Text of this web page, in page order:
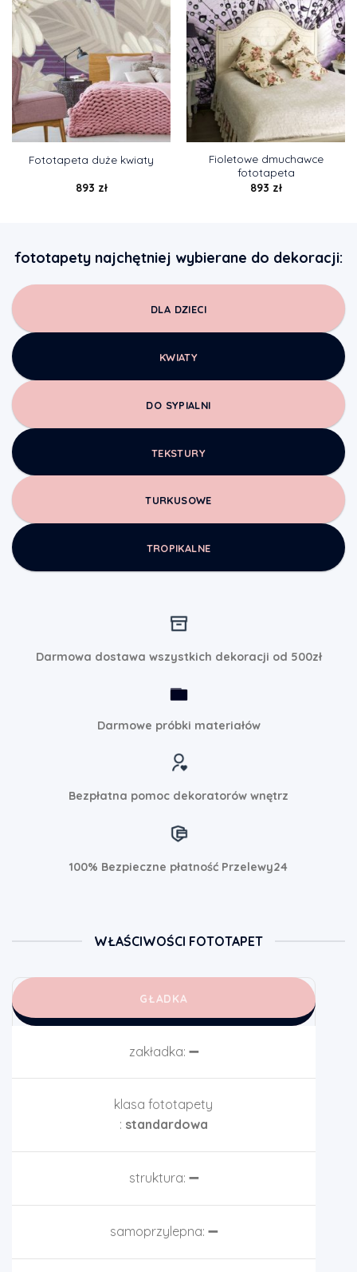
Fototapeta duże kwiaty
893 zł
Fioletowe dmuchawce
fototapeta
893 zł
fototapety najchętniej wybierane do dekoracji:
DLA DZIECI
KWIATY
DO SYPIALNI
TEKSTURY
TURKUSOWE
TROPIKALNE
Darmowa dostawa wszystkich dekoracji od 500zł
Darmowe próbki materiałów
Bezpłatna pomoc dekoratorów wnętrz
100% Bezpieczne płatność Przelewy24
WŁAŚCIWOŚCI FOTOTAPET
GŁADKA
zakładka: ➖
klasa fototapety
: standardowa
struktura: ➖
samoprzylepna: ➖